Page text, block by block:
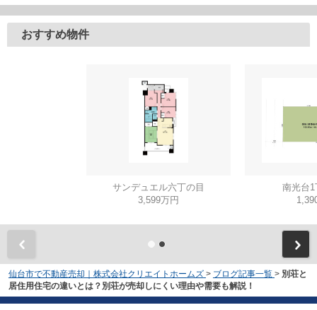
おすすめ物件
サンデュエル六丁の目
3,599万円
南光台
仙台市で不動産売却｜株式会社クリエイトホームズ > ブログ記事一覧 > 別荘と
居住用住宅の違いとは？別荘が売却しにくい理由や需要も解説！